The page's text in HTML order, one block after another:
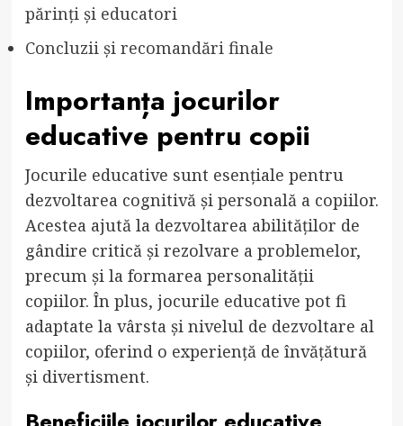
părinți și educatori
Concluzii și recomandări finale
Importanța jocurilor
educative pentru copii
Jocurile educative sunt esențiale pentru
dezvoltarea cognitivă și personală a copiilor.
Acestea ajută la dezvoltarea abilităților de
gândire critică și rezolvare a problemelor,
precum și la formarea personalității
copiilor. În plus, jocurile educative pot fi
adaptate la vârsta și nivelul de dezvoltare al
copiilor, oferind o experiență de învățătură
și divertisment.